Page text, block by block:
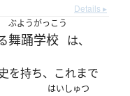
Details ▸
ぶようがっこう
舞踊学校 は、
を持ち、これまで
はいしゅつ